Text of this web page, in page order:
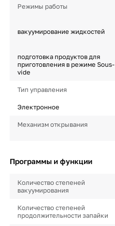
Режимы работы
вакуумирование жидкостей
подготовка продуктов для
приготовления в режиме Sous-
vide
Тип управления
Электронное
Механизм открывания
Программы и функции
Количество степеней
вакуумирования
Количество степеней
продолжительности запайки